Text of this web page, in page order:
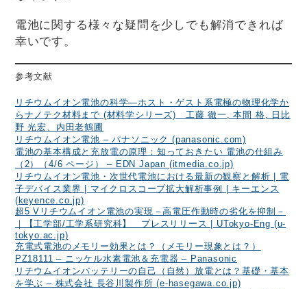
電池に関する様々な疑問を少しでも解消できれば
幸いです。
参考文献
リチウムイオン電池の科学―ホスト・ゲスト系電極の物理化学か
らナノテク材料まで (材料学シリーズ) 工藤 徹一, 本間 格, 日比
野 光宏、内田老鶴圃
リチウムイオン電池 – パナソニック (panasonic.com)
電池の基本構成と充放電の原理：知っておきたい 電池の仕組み
（2）（4/6 ページ） – EDN Japan (itmedia.co.jp)
リチウムイオン電池・次世代電池における最新の観察と解析 | 電
子デバイス業界 | マイクロスコープ拡大解析事例 | キーエンス
(keyence.co.jp)
超5 Vリチウムイオン電池の実現－高電圧作動時の劣化を抑制－
｜【工学部/工学系研究科】 プレスリリース | UTokyo-Eng (u-
tokyo.ac.jp)
充電式電池のメモリー効果とは？（メモリー現象とは？）
PZ18111 – ニッケル水素電池＆充電器 – Panasonic
リチウムイオンバッテリーの自己（自然）放電とは？基礎・基本
を学ぶ – 株式会社 長谷川製作所 (e-hasegawa.co.jp)